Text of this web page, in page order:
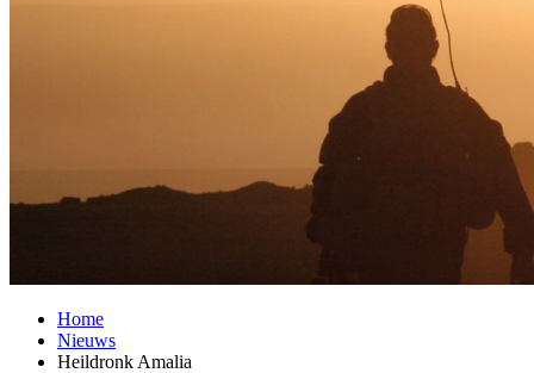
Home
Nieuws
Heildronk Amalia